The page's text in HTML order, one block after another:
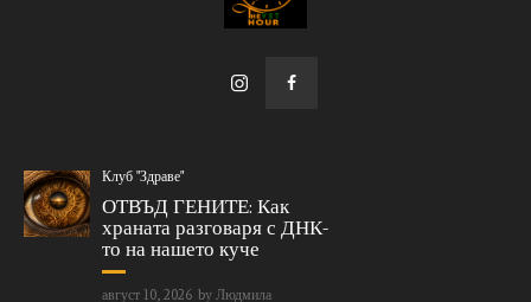
Клуб "Здраве"
ОТВЪД ГЕНИТЕ: Как
храната разговаря с ДНК-
то на нашето куче
август 10, 2026 by Людмила